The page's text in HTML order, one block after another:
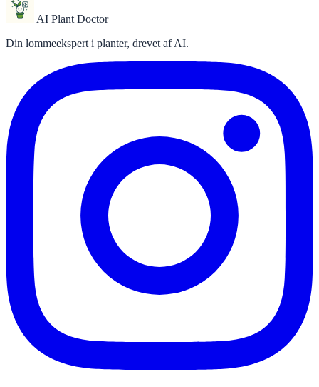
AI Plant Doctor
Din lommeekspert i planter, drevet af AI.